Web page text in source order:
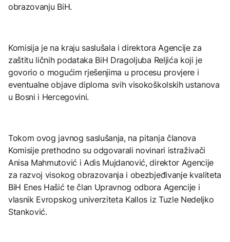
obrazovanju BiH.
Komisija je na kraju saslušala i direktora Agencije za
zaštitu ličnih podataka BiH Dragoljuba Reljića koji je
govorio o mogućim rješenjima u procesu provjere i
eventualne objave diploma svih visokoškolskih ustanova
u Bosni i Hercegovini.
Tokom ovog javnog saslušanja, na pitanja članova
Komisije prethodno su odgovarali novinari istraživači
Anisa Mahmutović i Adis Mujdanović, direktor Agencije
za razvoj visokog obrazovanja i obezbjeđivanje kvaliteta
BiH Enes Hašić te član Upravnog odbora Agencije i
vlasnik Evropskog univerziteta Kallos iz Tuzle Nedeljko
Stanković.